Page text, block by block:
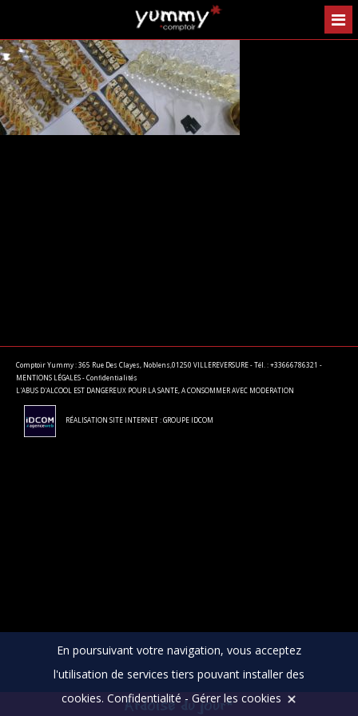
Comptoir Yummy : 365 Rue Des Clayes, Noblens,01250 VILLEREVERSURE - Tél. : +33666786321 -
MENTIONS LÉGALES-Confidentialités
L'ABUS D'ALCOOL EST DANGEREUX POUR LA SANTE, A CONSOMMER AVEC MODERATION
RÉALISATION SITE INTERNET : GROUPE IDCOM
Ardoise du jour*
En poursuivant votre navigation, vous acceptez
l'utilisation de services tiers pouvant installer des
cookies. Confidentialité - Gérer les cookies